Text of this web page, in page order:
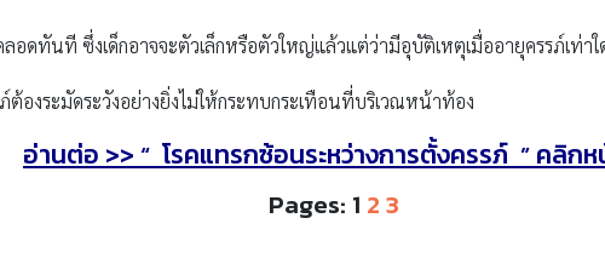
อดทันที ซึ่งเด็กอาจจะตัวเล็กหรือตัวใหญ่แล้วแต่ว่ามีอุบัติเหตุเมื่ออายุครรภ์เท่าใ
ต้องระมัดระวังอย่างยิ่งไม่ให้กระทบกระเทือนที่บริเวณหน้าท้อง
อ่านต่อ >> “ โรคแทรกซ้อนระหว่างการตั้งครรภ์ ” คลิกห
Pages: 1 23